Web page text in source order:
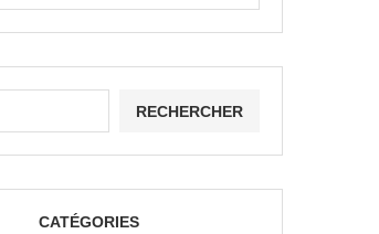
RECHERCHER
CATÉGORIES